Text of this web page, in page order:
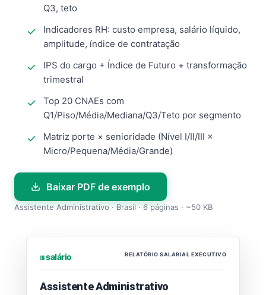
Q3, teto
Indicadores RH: custo empresa, salário líquido,
amplitude, índice de contratação
IPS do cargo + Índice de Futuro + transformação
trimestral
Top 20 CNAEs com
Q1/Piso/Média/Mediana/Q3/Teto por segmento
Matriz porte × senioridade (Nível I/II/III ×
Micro/Pequena/Média/Grande)
Baixar PDF de exemplo
Assistente Administrativo · Brasil · 6 páginas · ~50 KB
⏐⏐⏐ salário RELATÓRIO SALARIAL EXECUTIVO
Assistente Administrativo